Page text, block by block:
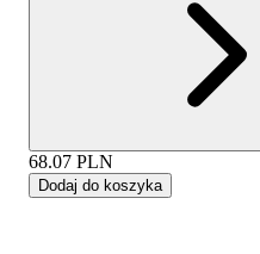
68.07 PLN
Dodaj do koszyka